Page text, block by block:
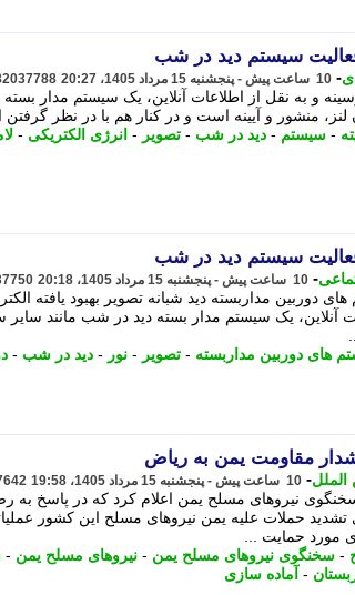
سیستم دید در شب
- 10 ساعت پیش - پنجشنبه 15 مرداد 1405، 20:27
و به نقل از اطلاعات آنلاین، یک سیستم مدار
لنز، منشور و آیینه است و در کنار هم با در نظر گرفتن
- سیستم - دید در شب - تصویر - انرژی الکتریکی -
سیستم دید در شب
- 10 ساعت پیش - پنجشنبه 15 مرداد 1405، 20:18
دوربین مداربسته دید شبانه تصویر بهبود یافته
آنلاین، یک سیستم مدار بسته دید در شب مانند سایر
های دوربین مداربسته - تصویر - نور - دید در شب -
مقاومت یمن به ریاض
الملل- 10 ساعت پیش - پنجشنبه 15 مرداد 1405، 19:58
نیروهای مسلح یمن اعلام کرد که در پاسخ به
تشدید حملات علیه یمن نیروهای مسلح این کشور
مورد حمایت ...
- سخنگوی نیروهای مسلح یمن - نیروهای مسلح یمن -
- آماده سازی